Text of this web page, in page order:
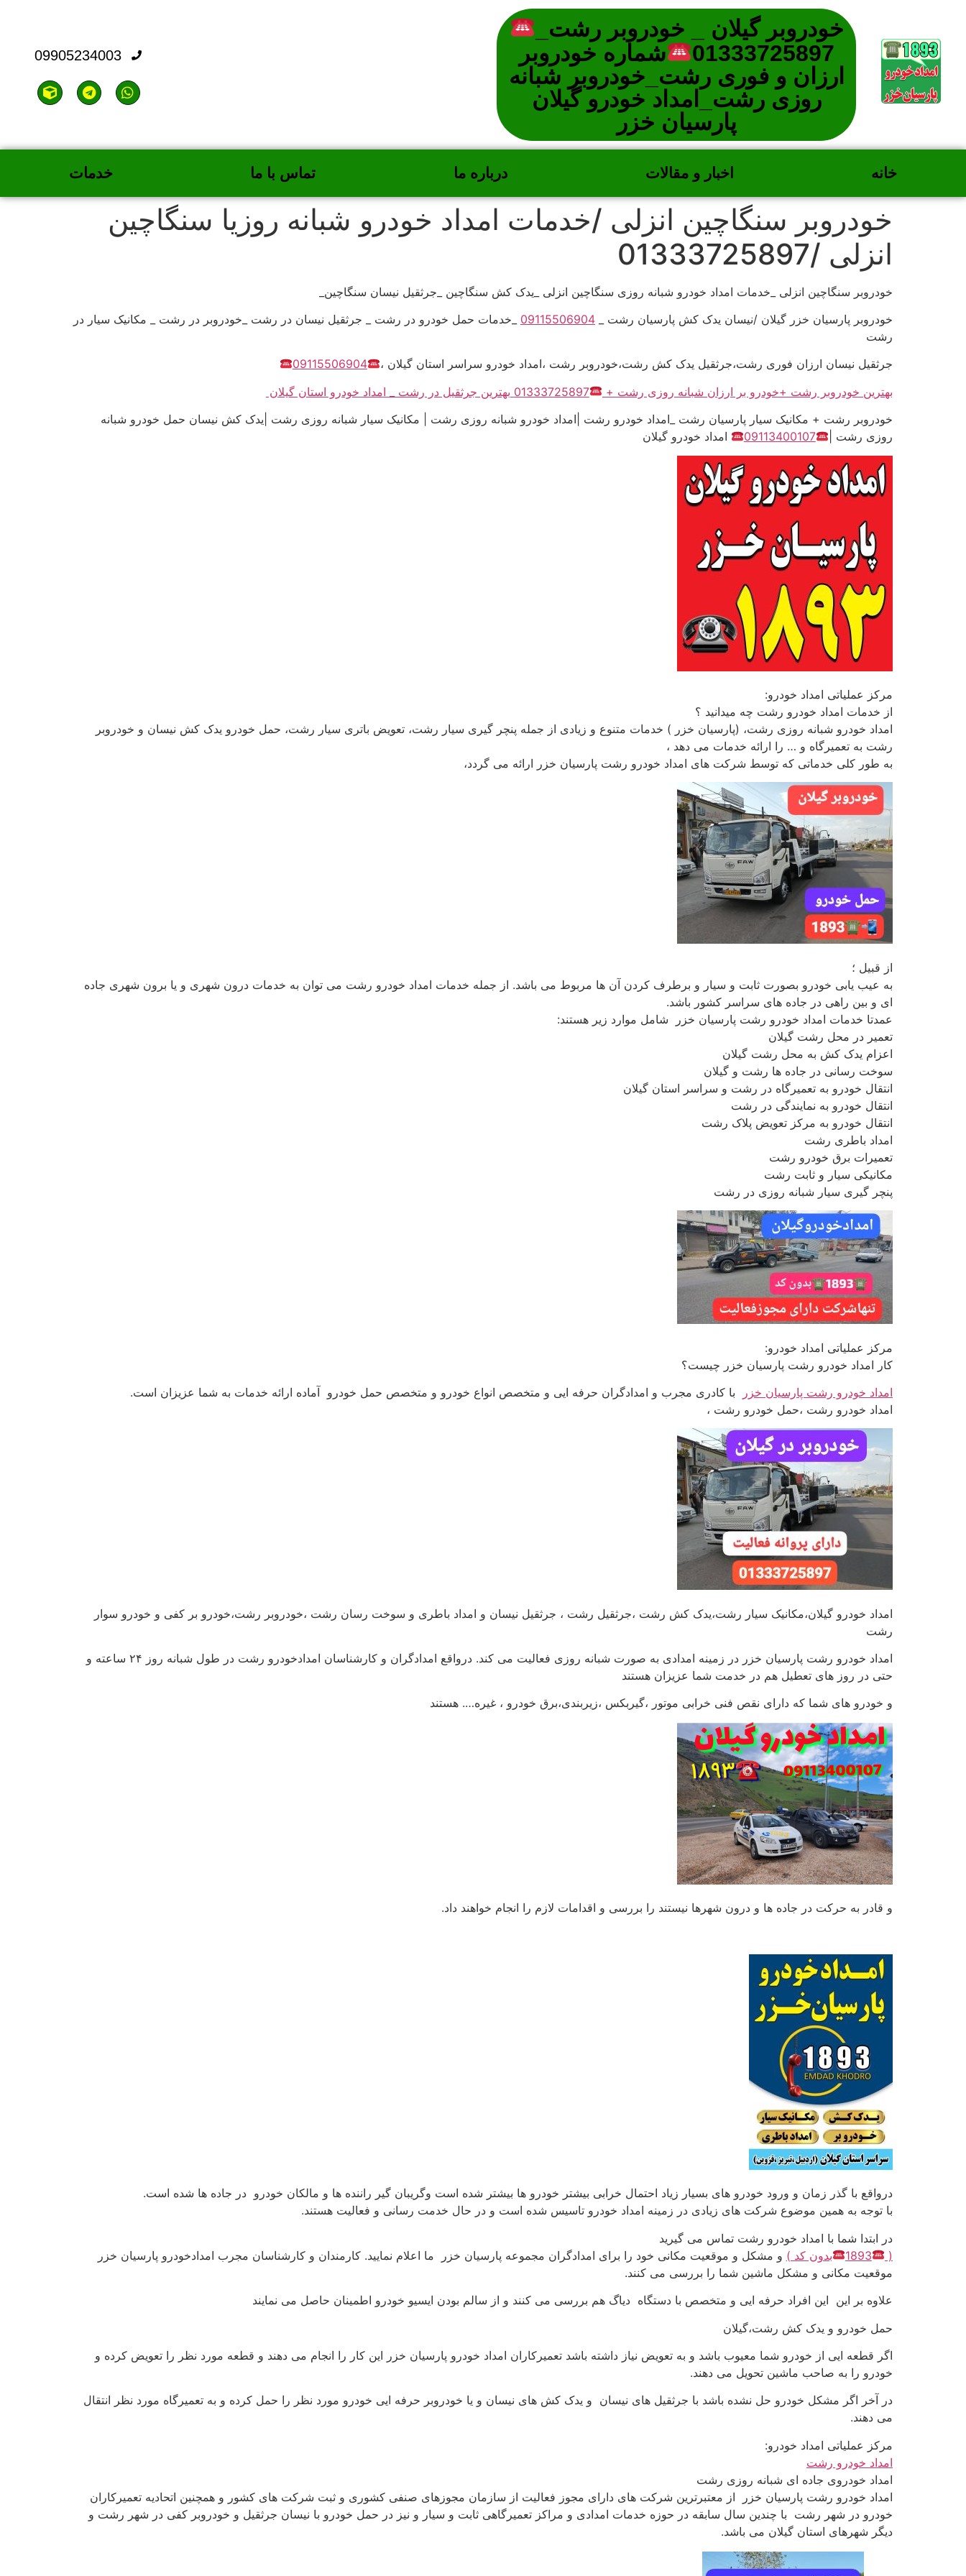
خودروبر گیلان _ خودروبر رشت_
01333725897
شماره خودروبر
ارزان و فوری رشت_خودروبر شبانه
روزی رشت_امداد خودرو گیلان
پارسیان خزر
09905234003
خانه اخبار و مقالات درباره ما تماس با ما خدمات
خودروبر سنگاچین انزلی /خدمات امداد خودرو شبانه روزیا سنگاچین
انزلی /01333725897
خودروبر سنگاچین انزلی _خدمات امداد خودرو شبانه روزی سنگاچین انزلی _یدک کش سنگاچین _جرثقیل نیسان سنگاچین_
خودروبر پارسیان خزر گیلان /نیسان یدک کش پارسیان رشت _ 09115506904 _خدمات حمل خودرو در رشت _ جرثقیل نیسان در رشت _خودروبر در رشت _ مکانیک سیار در
رشت
جرثقیل نیسان ارزان فوری رشت،جرثقیل یدک کش رشت،خودروبر رشت ،امداد خودرو سراسر استان گیلان ،
09115506904
بهترین خودروبر رشت +خودرو بر ارزان شبانه روزی رشت +
01333725897 بهترین جرثقیل در رشت _ امداد خودرو استان گیلان
خودروبر رشت + مکانیک سیار پارسیان رشت _امداد خودرو رشت |امداد خودرو شبانه روزی رشت | مکانیک سیار شبانه روزی رشت |یدک کش نیسان حمل خودرو شبانه
روزی رشت |
09113400107 امداد خودرو گیلان
مرکز عملیاتی امداد خودرو:
از خدمات امداد خودرو رشت چه میدانید ؟
امداد خودرو شبانه روزی رشت، (پارسیان خزر ) خدمات متنوع و زیادی از جمله پنچر گیری سیار رشت، تعویض باتری سیار رشت، حمل خودرو یدک کش نیسان و خودروبر
رشت به تعمیرگاه و … را ارائه خدمات می دهد ،
به طور کلی خدماتی که توسط شرکت های امداد خودرو رشت پارسیان خزر ارائه می گردد،
از قبیل ؛
به عیب یابی خودرو بصورت ثابت و سیار و برطرف کردن آن ها مربوط می باشد. از جمله خدمات امداد خودرو رشت می توان به خدمات درون شهری و یا برون شهری جاده
ای و بین راهی در جاده های سراسر کشور باشد.
عمدتا خدمات امداد خودرو رشت پارسیان خزر شامل موارد زیر هستند:
تعمیر در محل رشت گیلان
اعزام یدک کش به محل رشت گیلان
سوخت رسانی در جاده ها رشت و گیلان
انتقال خودرو به تعمیرگاه در رشت و سراسر استان گیلان
انتقال خودرو به نمایندگی در رشت
انتقال خودرو به مرکز تعویض پلاک رشت
امداد باطری رشت
تعمیرات برق خودرو رشت
مکانیکی سیار و ثابت رشت
پنچر گیری سیار شبانه روزی در رشت
مرکز عملیاتی امداد خودرو:
کار امداد خودرو رشت پارسیان خزر چیست؟
امداد خودرو رشت پارسیان خزر
با کادری مجرب و امدادگران حرفه ایی و متخصص انواع خودرو و متخصص حمل خودرو آماده ارائه خدمات به شما عزیزان است.
امداد خودرو رشت ،حمل خودرو رشت ،
امداد خودرو گیلان،مکانیک سیار رشت،یدک کش رشت ،جرثقیل رشت ، جرثقیل نیسان و امداد باطری و سوخت رسان رشت ،خودروبر رشت،خودرو بر کفی و خودرو سوار
رشت
امداد خودرو رشت پارسیان خزر در زمینه امدادی به صورت شبانه روزی فعالیت می کند. درواقع امدادگران و کارشناسان امدادخودرو رشت در طول شبانه روز ۲۴ ساعته و
حتی در روز های تعطیل هم در خدمت شما عزیزان هستند
و خودرو های شما که دارای نقص فنی خرابی موتور ،گیربکس ،زیربندی،برق خودرو ، غیره…. هستند
و قادر به حرکت در جاده ها و درون شهرها نیستند را بررسی و اقدامات لازم را انجام خواهند داد.
درواقع با گذر زمان و ورود خودرو های بسیار زیاد احتمال خرابی بیشتر خودرو ها بیشتر شده است وگریبان گیر راننده ها و مالکان خودرو در جاده ها شده است.
با توجه به همین موضوع شرکت های زیادی در زمینه امداد خودرو تاسیس شده است و در حال خدمت رسانی و فعالیت هستند.
در ابتدا شما با امداد خودرو رشت تماس می گیرید
(
1893 بدون کد ) و مشکل و موقعیت مکانی خود را برای امدادگران مجموعه پارسیان خزر ما اعلام نمایید. کارمندان و کارشناسان مجرب امدادخودرو پارسیان خزر
موقعیت مکانی و مشکل ماشین شما را بررسی می کنند.
علاوه بر این این افراد حرفه ایی و متخصص با دستگاه دیاگ هم بررسی می کنند و از سالم بودن ایسیو خودرو اطمینان حاصل می نمایند
حمل خودرو و یدک کش رشت،گیلان
اگر قطعه ایی از خودرو شما معیوب باشد و به تعویض نیاز داشته باشد تعمیرکاران امداد خودرو پارسیان خزر این کار را انجام می دهند و قطعه مورد نظر را تعویض کرده و
خودرو را به صاحب ماشین تحویل می دهند.
در آخر اگر مشکل خودرو حل نشده باشد با جرثقیل های نیسان و یدک کش های نیسان و یا خودروبر حرفه ایی خودرو مورد نظر را حمل کرده و به تعمیرگاه مورد نظر انتقال
می دهند.
مرکز عملیاتی امداد خودرو:
امداد خودرو رشت
امداد خودروی جاده ای شبانه روزی رشت
امداد خودرو رشت پارسیان خزر از معتبرترین شرکت‌ های دارای مجوز فعالیت از سازمان مجوزهای صنفی کشوری و ثبت شرکت های کشور و همچنین اتحادیه تعمیرکاران
خودرو در شهر رشت با چندین سال سابقه در حوزه خدمات امدادی و مراکز تعمیرگاهی ثابت و سیار و نیز در حمل خودرو با نیسان جرثقیل و خودروبر کفی در شهر رشت و
دیگر شهرهای استان گیلان می باشد.